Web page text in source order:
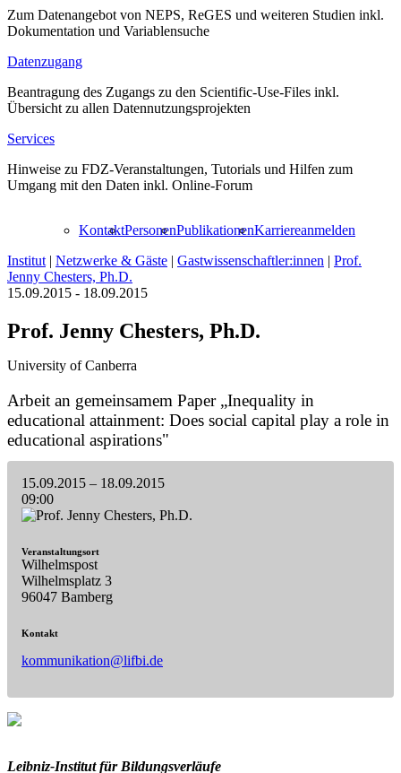
Zum Datenangebot von NEPS, ReGES und weiteren Studien inkl.
Dokumentation und Variablensuche
Datenzugang
Beantragung des Zugangs zu den Scientific-Use-Files inkl.
Übersicht zu allen Datennutzungsprojekten
Services
Hinweise zu FDZ-Veranstaltungen, Tutorials und Hilfen zum
Umgang mit den Daten inkl. Online-Forum
KontaktPersonenPublikationenKarriereanmelden
Institut | Netzwerke & Gäste | Gastwissenschaftler:innen | Prof.
Jenny Chesters, Ph.D.
15.09.2015 - 18.09.2015
Prof. Jenny Chesters, Ph.D.
University of Canberra
Arbeit an gemeinsamem Paper „Inequality in
educational attainment: Does social capital play a role in
educational aspirations"
15.09.2015 – 18.09.2015
09:00
Veranstaltungsort
Wilhelmspost
Wilhelmsplatz 3
96047 Bamberg
Kontakt
kommunikation@lifbi.de
Leibniz-Institut für Bildungsverläufe